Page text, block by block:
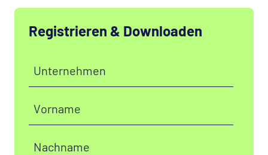
Registrieren & Downloaden
Unternehmen
Vorname
Nachname